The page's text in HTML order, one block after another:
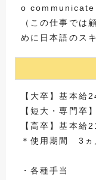
o
（この仕事では
めに日本語のス
【大卒】基本給
【短大・専門卒
【高卒】基本給
＊使用期間 3ヵ
・各種手当